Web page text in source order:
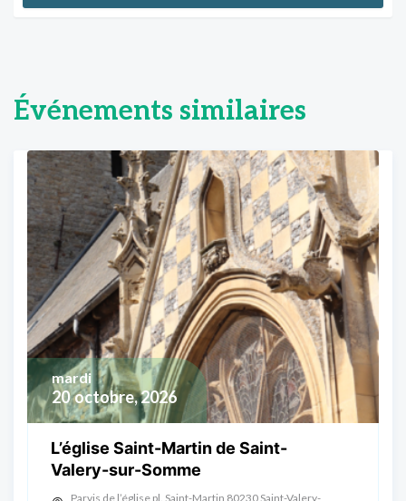
Événements similaires
20 octobre, 2026
mardi
L’église Saint-Martin de Saint-
Valery-sur-Somme
Parvis de l’église pl. Saint-Martin 80230 Saint-Valery-